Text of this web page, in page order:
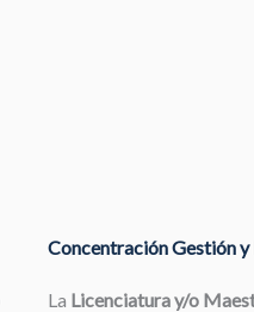
Concentración Gestión
La Licenciatura y/o